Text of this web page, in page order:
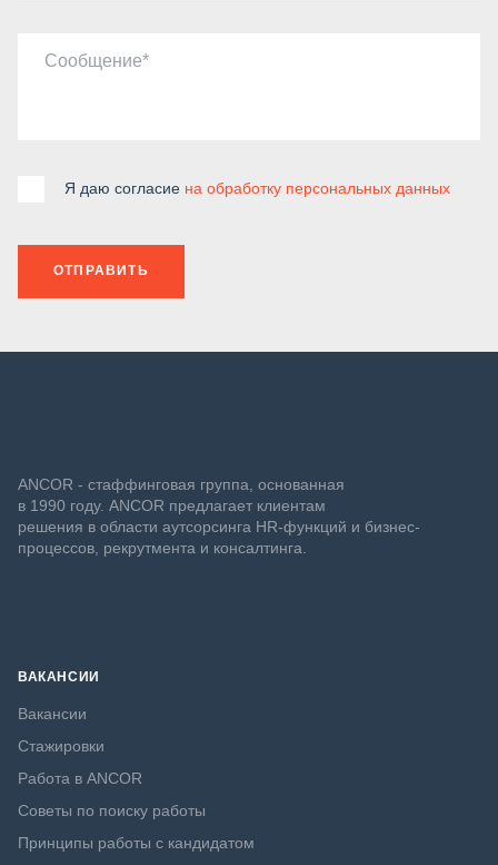
Сообщение
Я даю согласие на обработку персональных данных
ОТПРАВИТЬ
ANCOR - стаффинговая группа, основанная
в 1990 году. ANCOR предлагает клиентам
решения в области аутсорсинга HR-функций и бизнес-
процессов, рекрутмента и консалтинга.
ВАКАНСИИ
Вакансии
Стажировки
Работа в ANCOR
Советы по поиску работы
Принципы работы с кандидатом